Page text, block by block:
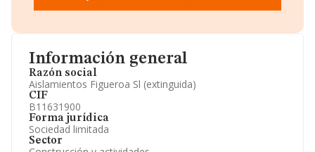
Información general
Razón social
Aislamientos Figueroa Sl (extinguida)
CIF
B11631900
Forma jurídica
Sociedad limitada
Sector
Directivos y Ejecutivos.
Información oficial y registral complementaria.